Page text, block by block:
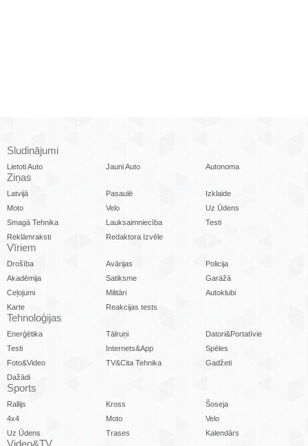
Sludinājumi
Lietoti Auto Jauni Auto Autonoma
Ziņas
Latvijā Pasaulē
Izklaide
Moto
Velo
Uz Ūdens
Smagā Tehnika
Lauksaimniecība
Testi
Reklāmraksti
Redaktora Izvēle
Vīriem
Drošība Avārijas
Policija
Akadēmija
Satiksme
Garāžā
Ceļojumi
Militāri
Autoklubi
Karte
Reakcijas tests
Tehnoloģijas
Enerģētika Tālruņi
Datori&Portatīvie
Testi
Internets&App
Spēles
Foto&Video
TV&Cita Tehnika
Gadžeti
Dažādi
Sports
Rallijs Kross
Šoseja
4x4
Moto
Velo
Uz Ūdens
Trases Kalendārs
Video&TV